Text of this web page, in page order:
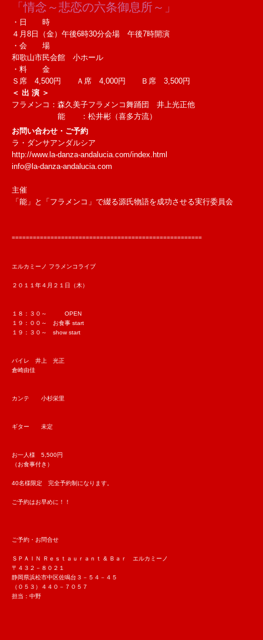
「情念～悲恋の六条御息所～」
・日 時
４月8日（金）午後6時30分会場 午後7時開演
・会 場
和歌山市民会館 小ホール
・料 金
Ｓ席 4,500円 Ａ席 4,000円 Ｂ席 3,500円
＜ 出 演 ＞
フラメンコ：森久美子フラメンコ舞踊団 井上光正他
能 ：松井彬（喜多方流）
お問い合わせ・ご予約
ラ・ダンサアンダルシア
http://www.la-danza-andalucia.com/index.html
info@la-danza-andalucia.com
主催
「能」と「フラメンコ」で綴る源氏物語を成功させる実行委員会
======================================================
エルカミーノ フラメンコライブ
２０１１年４月２１日（木）
１８：３０～ OPEN
１９：００～ お食事 start
１９：３０～ show start
バイレ 井上 光正
倉崎由佳
カンテ 小杉栄里
ギター 未定
お一人様 5,500円
（お食事付き）
40名様限定 完全予約制になります。
ご予約はお早めに！！
ご予約・お問合せ
ＳＰＡＩＮ Ｒｅｓｔａｕｒａｎｔ & Ｂａｒ エルカミーノ
〒４３２－８０２１
静岡県浜松市中区佐鳴台３－５４－４５
（０５３）４４０－７０５７
担当：中野